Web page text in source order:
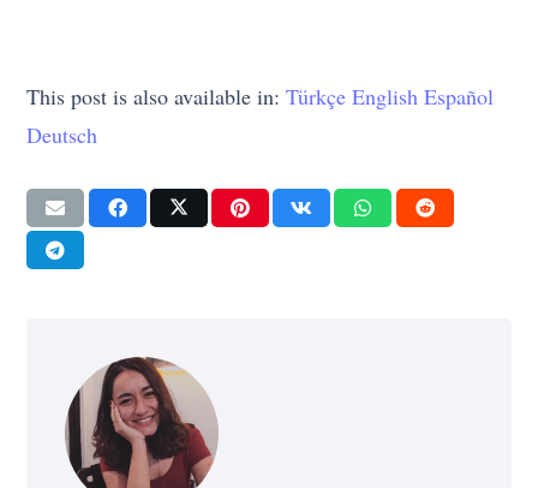
This post is also available in:Türkçe English Español
Deutsch